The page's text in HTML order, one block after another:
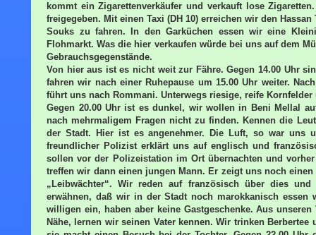
kommt ein Zigarettenverkäufer und verkauft lose
freigegeben. Mit einen Taxi (DH 10) erreichen wir den
Souks zu fahren. In den Garküchen essen wir eine
Flohmarkt. Was die hier verkaufen würde bei uns auf dem
Gebrauchsgegenstände.
Von hier aus ist es nicht weit zur Fähre. Gegen 14.00 Uhr
fahren wir nach einer Ruhepause um 15.00 Uhr weiter.
führt uns nach Rommani. Unterwegs riesige, reife
Gegen 20.00 Uhr ist es dunkel, wir wollen in Beni Mellal
nach mehrmaligem Fragen nicht zu finden. Kennen die
der Stadt. Hier ist es angenehmer. Die Luft, so war uns
freundlicher Polizist erklärt uns auf englisch und
sollen vor der Polizeistation im Ort übernachten und
treffen wir dann einen jungen Mann. Er zeigt uns noch
„Leibwächter“. Wir reden auf französisch über dies
erwähnen, daß wir in der Stadt noch marokkanisch
willigen ein, haben aber keine Gastgeschenke. Aus
Nähe, lernen wir seinen Vater kennen. Wir trinken